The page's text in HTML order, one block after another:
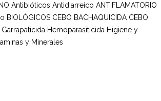
Antibióticos Antidiarreico ANTIFLAMATORIO
BIOLÓGICOS CEBO BACHAQUICIDA CEBO
Garrapaticida Hemoparasiticida Higiene y
y Minerales